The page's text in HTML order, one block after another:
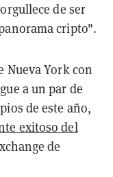
de ser
cripto".
Nueva York con
a un par de
de este año,
exitoso del
de